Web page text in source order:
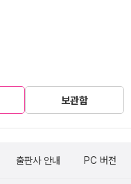
보관함
출판사 안내 PC 버전